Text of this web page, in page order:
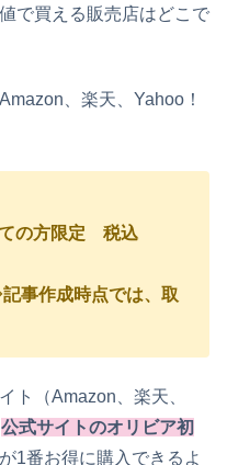
で買える販売店はどこで
、楽天、Yahoo！
ての方限定 税込
事作成時点では、取
ト（Amazon、楽天、
公式サイトのオリビア初
が1番お得に購入できるよ